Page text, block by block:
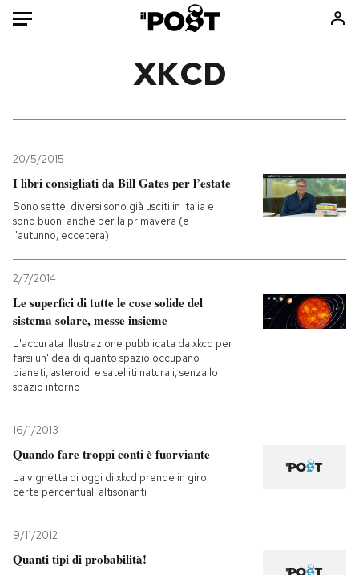
Mondo
Politica
Tecnologia
Internet
Cultura
Economia
Sport
Consumismi
Storie/Idee
Mondiali calcio 2026
PODCAST
I MIEI PREFERITI
XKCD
20/5/2015
I libri consigliati da Bill Gates per l’estate
Sono sette, diversi sono già usciti in Italia e
sono buoni anche per la primavera (e
l'autunno, eccetera)
2/7/2014
Le superfici di tutte le cose solide del
sistema solare, messe insieme
L'accurata illustrazione pubblicata da xkcd per
farsi un'idea di quanto spazio occupano
pianeti, asteroidi e satelliti naturali, senza lo
spazio intorno
16/1/2013
Quando fare troppi conti è fuorviante
La vignetta di oggi di xkcd prende in giro
certe percentuali altisonanti
9/11/2012
Quanti tipi di probabilità!